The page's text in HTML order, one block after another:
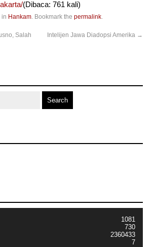
(Dibaca: 761 kali)
in Hankam. Bookmark the permalink.
Salah
Intelijen Jawa Diadopsi Amerika →
1081
730
2360433
7